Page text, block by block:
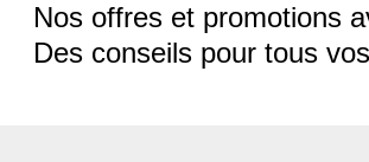
Nos offres et promotions
Des conseils pour tous